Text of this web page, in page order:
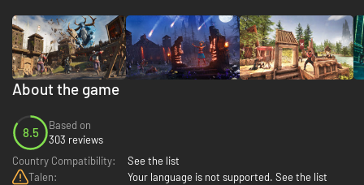
About the game
8.5
Based on
303 reviews
Country Compatibility:
See the list
Talen:
Your language is not supported. See the list